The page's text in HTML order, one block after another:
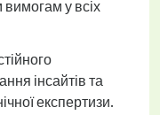
у всіх
інсайтів та
експертизи.